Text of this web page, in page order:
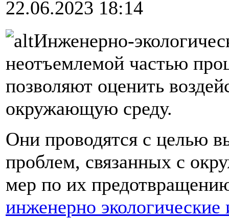
22.06.2023 18:14
Инженерно-
неотъемлемой частью
позволяют оценить
окружающую среду.
Они проводятся с целью
проблем, связанных с
мер по их
инженерно экологические